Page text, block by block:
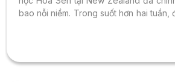
bao nỗi niềm. Trong suốt hơn hai tuần,
đẹp đến nao lòng, không chỉ là
chuyên nghiệp nhưng vẫn không
của thầy cô và bạn bè tại trường